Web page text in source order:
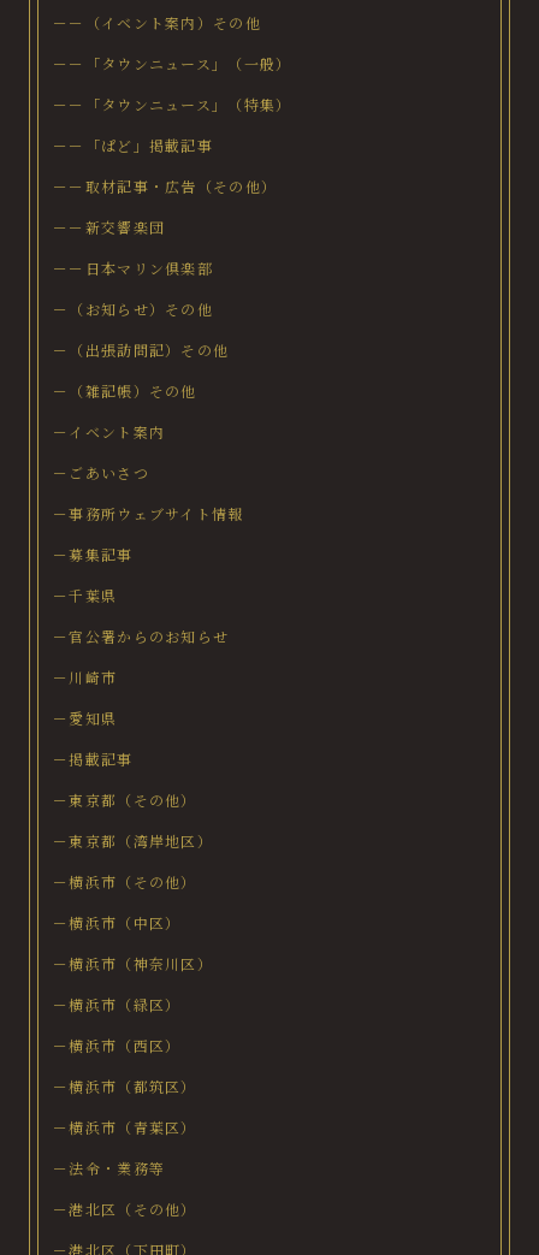
－－（イベント案内）その他
－－「タウンニュース」（一般）
－－「タウンニュース」（特集）
－－「ぱど」掲載記事
－－取材記事・広告（その他）
－－新交響楽団
－－日本マリン倶楽部
－（お知らせ）その他
－（出張訪問記）その他
－（雑記帳）その他
－イベント案内
－ごあいさつ
－事務所ウェブサイト情報
－募集記事
－千葉県
－官公署からのお知らせ
－川崎市
－愛知県
－掲載記事
－東京都（その他）
－東京都（湾岸地区）
－横浜市（その他）
－横浜市（中区）
－横浜市（神奈川区）
－横浜市（緑区）
－横浜市（西区）
－横浜市（都筑区）
－横浜市（青葉区）
－法令・業務等
－港北区（その他）
－港北区（下田町）